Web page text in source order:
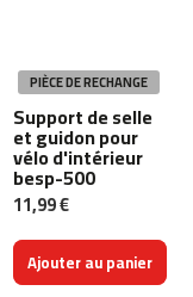
m
c
-
5
0
0
m
c
-
PIÈCE DE RECHANGE
Support de selle
et guidon pour
vélo d'intérieur
besp-500
11,99 €
Ajouter au panier